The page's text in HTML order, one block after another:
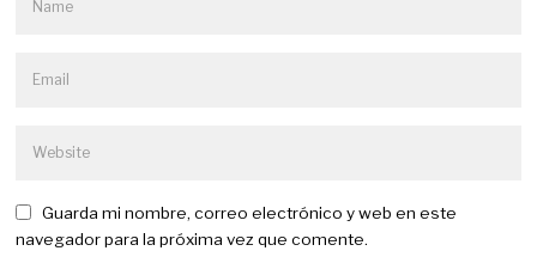
Guarda mi nombre, correo electrónico y web en este
navegador para la próxima vez que comente.